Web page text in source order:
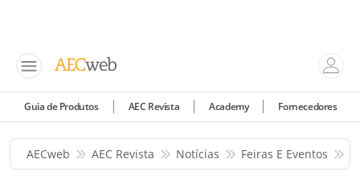
Guia de Produtos AEC Revista Academy Fornecedores
AECweb AEC Revista Notícias Feiras E Eventos